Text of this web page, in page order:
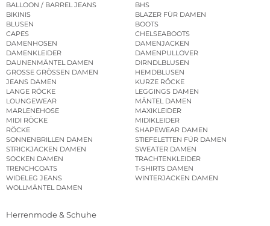
BALLOON / BARREL JEANS
BHS
BIKINIS
BLAZER FÜR DAMEN
BLUSEN
BOOTS
CAPES
CHELSEABOOTS
DAMENHOSEN
DAMENJACKEN
DAMENKLEIDER
DAMENPULLOVER
DAUNENMÄNTEL DAMEN
DIRNDLBLUSEN
GROSSE GRÖSSEN DAMEN
HEMDBLUSEN
JEANS DAMEN
KURZE RÖCKE
LANGE RÖCKE
LEGGINGS DAMEN
LOUNGEWEAR
MÄNTEL DAMEN
MARLENEHOSE
MAXIKLEIDER
MIDI RÖCKE
MIDIKLEIDER
RÖCKE
SHAPEWEAR DAMEN
SONNENBRILLEN DAMEN
STIEFELETTEN FÜR DAMEN
STRICKJACKEN DAMEN
SWEATER DAMEN
SOCKEN DAMEN
TRACHTENKLEIDER
TRENCHCOATS
T-SHIRTS DAMEN
WIDELEG JEANS
WINTERJACKEN DAMEN
WOLLMÄNTEL DAMEN
Herrenmode & Schuhe